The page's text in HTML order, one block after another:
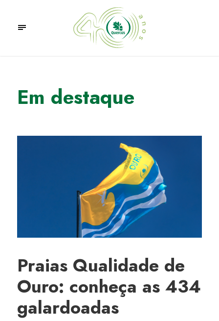
Em destaque
Praias Qualidade de
Ouro: conheça as 434
galardoadas